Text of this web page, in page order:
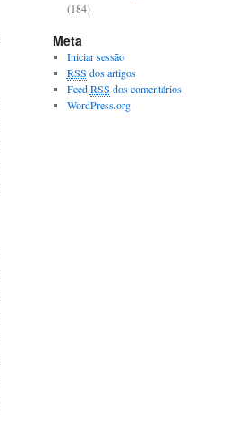
(184)
Meta
Iniciar sessão
RSS dos artigos
FeedRSS dos comentários
WordPress.org